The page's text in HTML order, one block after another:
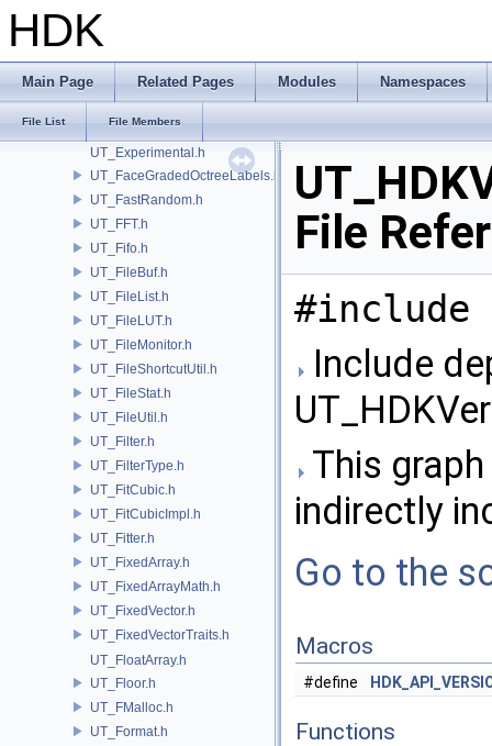
HDK
Main Page Related Pages Modules Namespaces
File List File Members
UT_ErrorLog.h
UT_ErrorUtil.h
UT_Exit.h
UT_ExpandArray.h
UT_Experimental.h
UT_FaceGradedOctreeLabels.h
UT_FastRandom.h
UT_FFT.h
UT_Fifo.h
UT_FileBuf.h
UT_FileList.h
UT_FileLUT.h
UT_FileMonitor.h
UT_FileShortcutUtil.h
UT_FileStat.h
UT_FileUtil.h
UT_Filter.h
UT_FilterType.h
UT_FitCubic.h
UT_FitCubicImpl.h
UT_Fitter.h
UT_FixedArray.h
UT_FixedArrayMath.h
UT_FixedVector.h
UT_FixedVectorTraits.h
UT_FloatArray.h
UT_Floor.h
UT_FMalloc.h
UT_Format.h
File
#include
Include
This
indirectly
Go to the
Macros
#define
Functions